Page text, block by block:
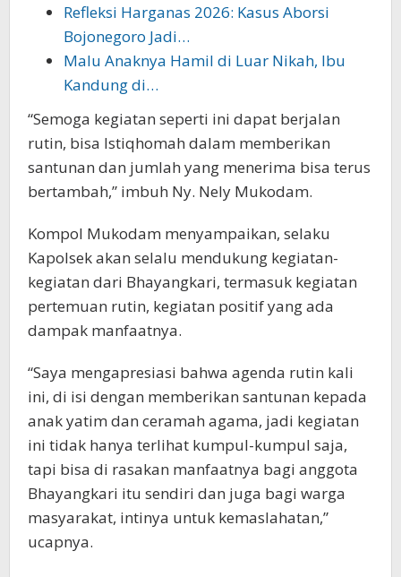
Refleksi Harganas 2026: Kasus Aborsi
Bojonegoro Jadi…
Malu Anaknya Hamil di Luar Nikah, Ibu
Kandung di…
“Semoga kegiatan seperti ini dapat berjalan
rutin, bisa Istiqhomah dalam memberikan
santunan dan jumlah yang menerima bisa terus
bertambah,” imbuh Ny. Nely Mukodam.
Kompol Mukodam menyampaikan, selaku
Kapolsek akan selalu mendukung kegiatan-
kegiatan dari Bhayangkari, termasuk kegiatan
pertemuan rutin, kegiatan positif yang ada
dampak manfaatnya.
“Saya mengapresiasi bahwa agenda rutin kali
ini, di isi dengan memberikan santunan kepada
anak yatim dan ceramah agama, jadi kegiatan
ini tidak hanya terlihat kumpul-kumpul saja,
tapi bisa di rasakan manfaatnya bagi anggota
Bhayangkari itu sendiri dan juga bagi warga
masyarakat, intinya untuk kemaslahatan,”
ucapnya.